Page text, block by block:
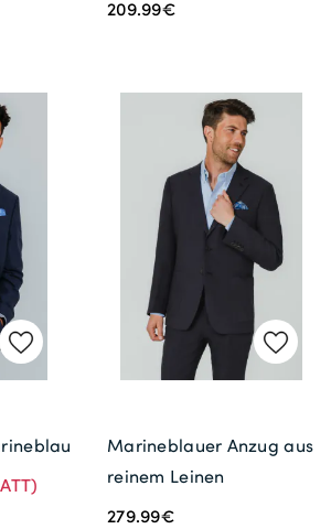
209.99€
Marineblauer Anzug aus
reinem Leinen
279.99€